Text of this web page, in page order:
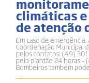
climáticas
de atenção
Em caso de
Coordenação Municipal
pelos contatos: (49)
pelo plantão 24 horas -
Bombeiros também